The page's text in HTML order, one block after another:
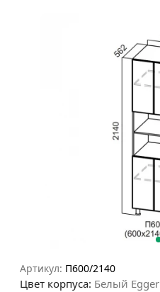
Артикул: П600/2140
Цвет корпуса: Белый Egger